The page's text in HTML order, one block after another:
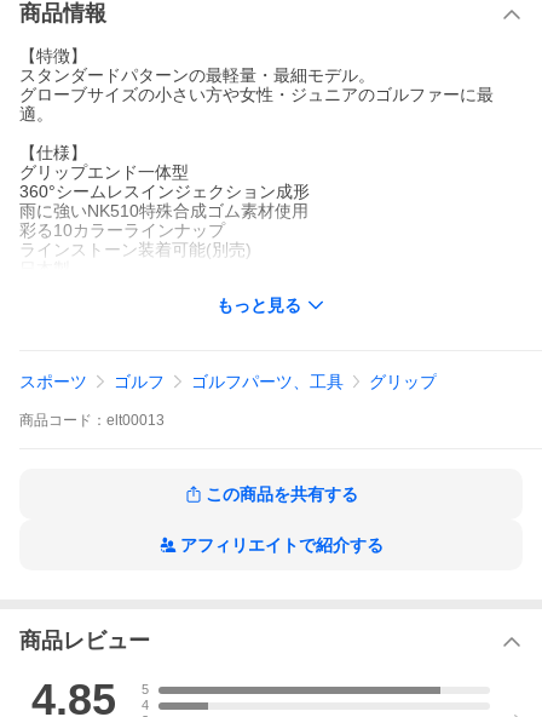
商品情報
【特徴】
スタンダードパターンの最軽量・最細モデル。
グローブサイズの小さい方や女性・ジュニアのゴルファーに最
適。
【仕様】
グリップエンド一体型
360°シームレスインジェクション成形
雨に強いNK510特殊合成ゴム素材使用
彩る10カラーラインナップ
ラインストーン装着可能(別売)
【シャフト対応口径】
個口となります。料金は変更ありません。）
メール便の場合は外箱は付属いたしません。予めご了承くださ
【お支払い方法・その他について】
検索キーワード: SX38 sx38 エスエックス38 レディース ジュニア
elite grips エリートグリップ シームレス Made in Japan シリカ配
調整 バランス調整 バランス プレゼント 贈答品 ゴルフ コンペ賞品
もっと見る
スポーツ ゴルフ ゴルフパーツ、工具 グリップ
商品 コード： elt00013
この商品を共有する
アフィリエイトで紹介する
商品レビュー
4.85
5
4